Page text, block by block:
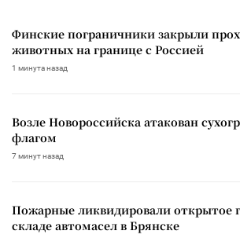
Финские пограничники закрыли
животных на границе с Россией
1 минута назад
Возле Новороссийска атакован
флагом
7 минут назад
Пожарные ликвидировали открытое
складе автомасел в Брянске